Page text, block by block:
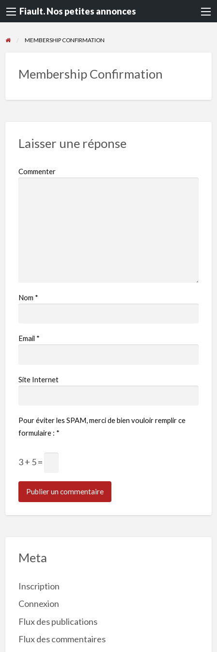
Fiault. Nos petites annonces
MEMBERSHIP CONFIRMATION
Membership Confirmation
Laisser une réponse
Commenter
Nom *
Email *
Site Internet
Pour éviter les SPAM, merci de bien vouloir remplir ce
formulaire : *
3 + 5 =
Meta
Inscription
Connexion
Flux des publications
Flux des commentaires